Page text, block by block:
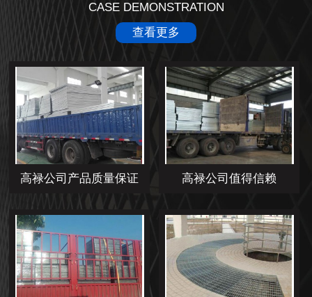
CASE DEMONSTRATION
查看更多
高禄公司产品质量保证 高禄公司值得信赖